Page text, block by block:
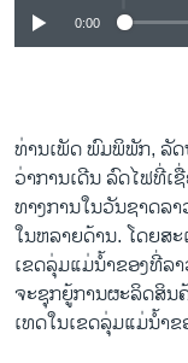
0:00
ທ່ານເພັດ ພົມພິພັກ, ລັ
ວ່າການເດີນ ລົດໄຟທີ່ເ
ທາງການໃນວັນຊາດລ
ໃນຫລາຍດ້ານ. ໂດຍສ
ເຂດລຸ່ມແມ່ນໍ້າຂອງທີ່ລ
ຈະຊຸກຍູ້ການຜະລິດສິນ
ເທດ​ໃນ​ເຂດ​ລຸ່ມ​ແມ່​ນ້ຳ